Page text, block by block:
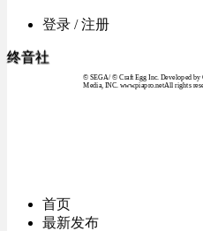
登录 / 注册
终音社
© SEGA / © Craft Egg Inc. Developed
Media, INC. www.piapro.netAll rights
首页
最新发布